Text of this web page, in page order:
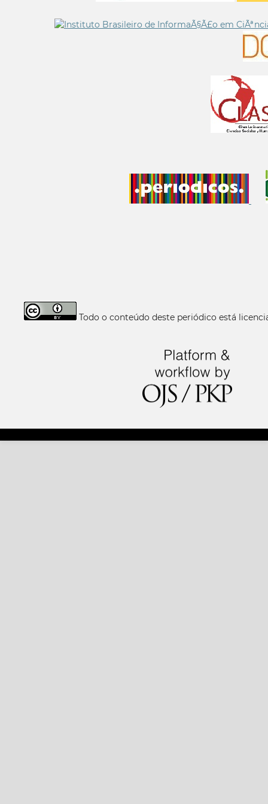
Todo o conteúdo deste periódico está